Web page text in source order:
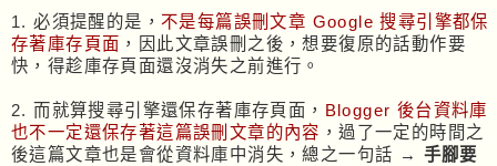
1. 必須提醒的是， 不是每篇誤刪文章 Google 搜尋引擎都保
存著庫存頁面 ，因此文章誤刪之後，想要復原的話動作要
快，得趁庫存頁面還沒消失之前進行。
2. 而就算搜尋引擎還保存著庫存頁面， Blogger 後台資料庫
也不一定還保存著這篇誤刪文章的內容 ，過了一定的時間之
後這篇文章也是會從資料庫中消失，總之一句話 → 手腳要